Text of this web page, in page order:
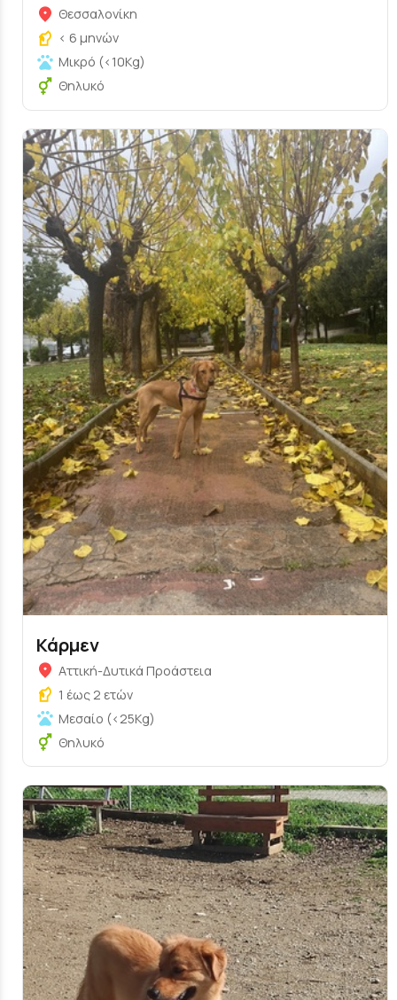
Θεσσαλονίκη
< 6 μηνών
Μικρό (<10Kg)
Θηλυκό
Κάρμεν
Αττική-Δυτικά Προάστεια
1 έως 2 ετών
Μεσαίο (<25Kg)
Θηλυκό